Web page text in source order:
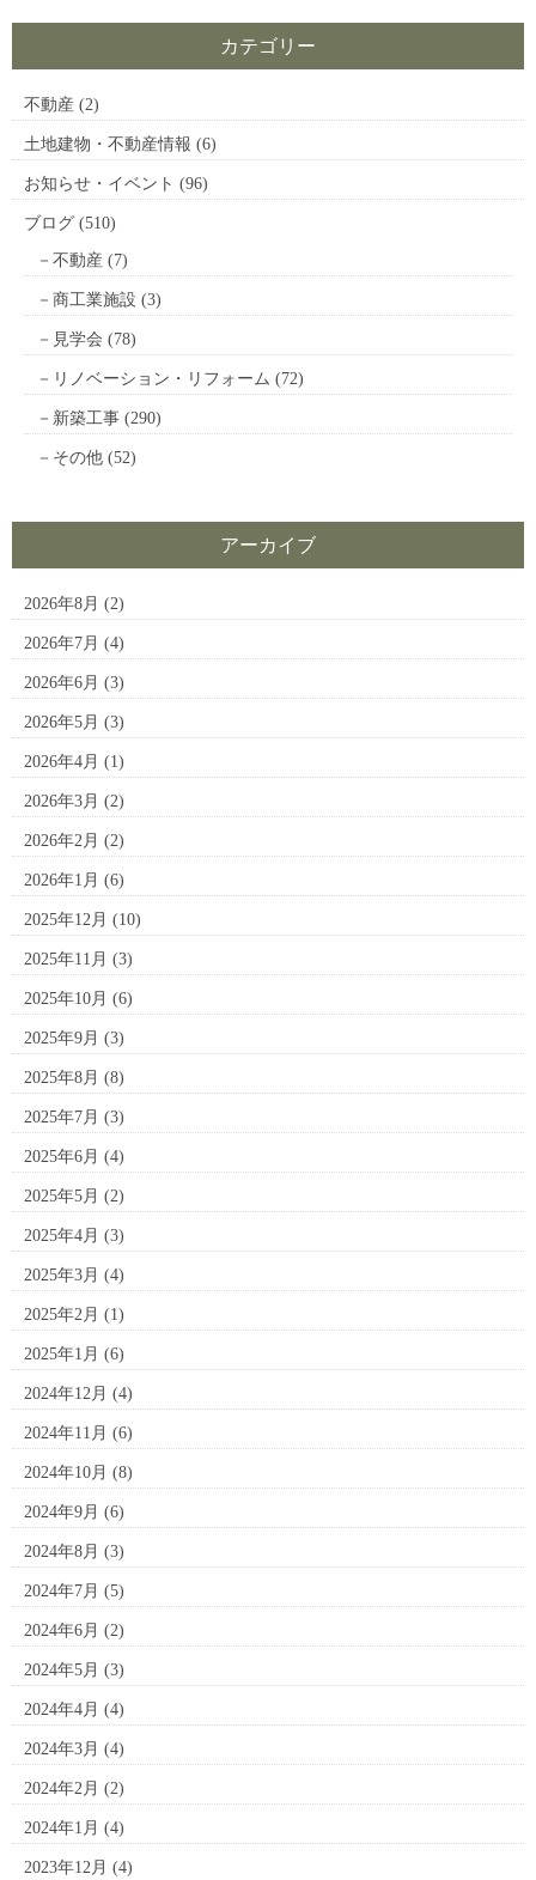
カテゴリー
不動産 (2)
土地建物・不動産情報 (6)
お知らせ・イベント (96)
ブログ (510)
不動産 (7)
商工業施設 (3)
見学会 (78)
リノベーション・リフォーム (72)
新築工事 (290)
その他 (52)
アーカイブ
2026年8月 (2)
2026年7月 (4)
2026年6月 (3)
2026年5月 (3)
2026年4月 (1)
2026年3月 (2)
2026年2月 (2)
2026年1月 (6)
2025年12月 (10)
2025年11月 (3)
2025年10月 (6)
2025年9月 (3)
2025年8月 (8)
2025年7月 (3)
2025年6月 (4)
2025年5月 (2)
2025年4月 (3)
2025年3月 (4)
2025年2月 (1)
2025年1月 (6)
2024年12月 (4)
2024年11月 (6)
2024年10月 (8)
2024年9月 (6)
2024年8月 (3)
2024年7月 (5)
2024年6月 (2)
2024年5月 (3)
2024年4月 (4)
2024年3月 (4)
2024年2月 (2)
2024年1月 (4)
2023年12月 (4)